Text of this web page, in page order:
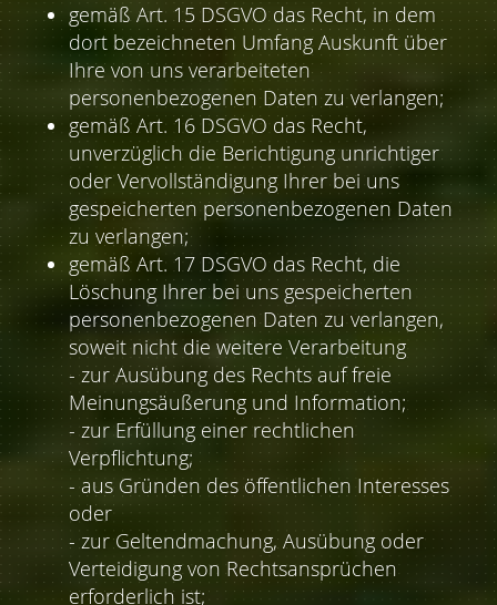
gemäß Art. 15 DSGVO das Recht, in dem
dort bezeichneten Umfang Auskunft über
Ihre von uns verarbeiteten
personenbezogenen Daten zu verlangen;
gemäß Art. 16 DSGVO das Recht,
unverzüglich die Berichtigung unrichtiger
oder Vervollständigung Ihrer bei uns
gespeicherten personenbezogenen Daten
zu verlangen;
gemäß Art. 17 DSGVO das Recht, die
Löschung Ihrer bei uns gespeicherten
personenbezogenen Daten zu verlangen,
soweit nicht die weitere Verarbeitung
- zur Ausübung des Rechts auf freie
Meinungsäußerung und Information;
- zur Erfüllung einer rechtlichen
Verpflichtung;
- aus Gründen des öffentlichen Interesses
oder
- zur Geltendmachung, Ausübung oder
Verteidigung von Rechtsansprüchen
erforderlich ist;